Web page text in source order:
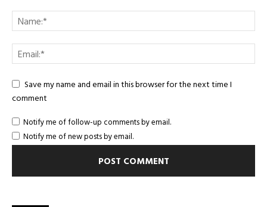
Save my name and email in this browser for the next time I
comment
Notify me of follow-up comments by email.
Notify me of new posts by email.